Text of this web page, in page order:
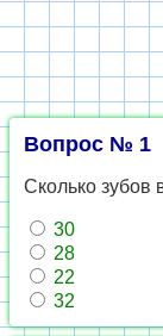
Вопрос № 1
Сколько зубов
30
28
22
32